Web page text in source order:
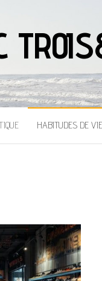
HABITUDES DE VIE